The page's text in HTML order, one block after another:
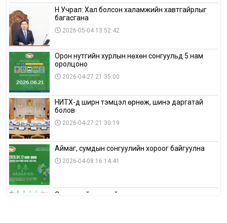
Н.Учрал: Хал болсон халамжийн хавтгайрлыг
багасгана
2026-05-04 13:52:42
Орон нутгийн хурлын нөхөн сонгуульд 5 нам
оролцоно
2026-04-27 21:35:00
НИТХ-д ширүүн тэмцэл өрнөж, шинэ даргатай
болов
2026-04-27 21:30:19
Аймаг, сумдын сонгуулийн хороог байгуулна
2026-04-08 16:14:41
Сонгуулийн хуулийн зөрчил, шалгах,